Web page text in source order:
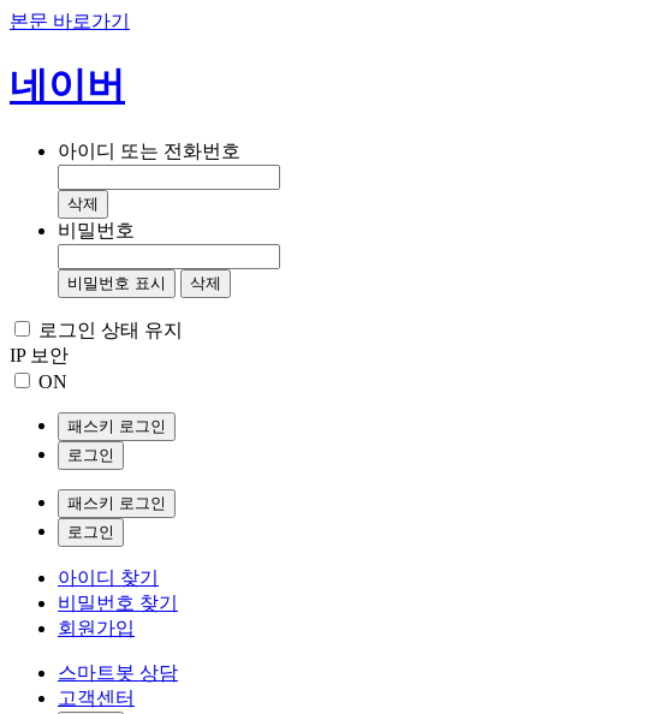
본문 바로가기
네이버
아이디 또는 전화번호
삭제
비밀번호
비밀번호 표시 삭제
로그인 상태 유지
IP 보안
ON
패스키 로그인
로그인
패스키 로그인
로그인
아이디 찾기
비밀번호 찾기
회원가입
스마트봇 상담
고객센터